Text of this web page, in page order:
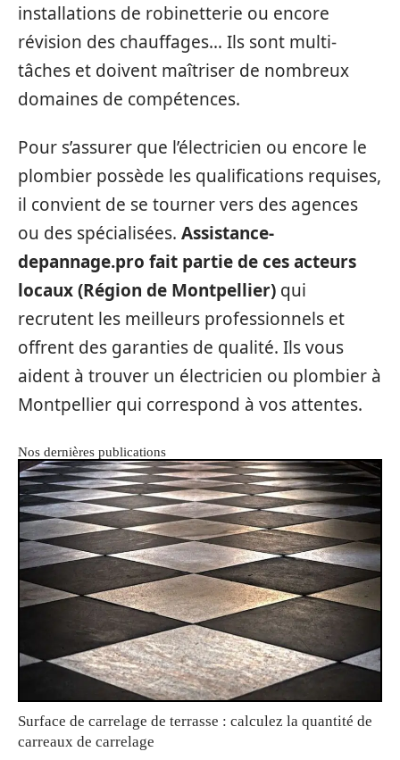
installations de robinetterie ou encore
révision des chauffages… Ils sont multi-
tâches et doivent maîtriser de nombreux
domaines de compétences.
Pour s’assurer que l’électricien ou encore le
plombier possède les qualifications requises,
il convient de se tourner vers des agences
ou des spécialisées. Assistance-
depannage.pro fait partie de ces acteurs
locaux (Région de Montpellier) qui
recrutent les meilleurs professionnels et
offrent des garanties de qualité. Ils vous
aident à trouver un électricien ou plombier à
Montpellier qui correspond à vos attentes.
Nos dernières publications
Surface de carrelage de terrasse : calculez la quantité de
carreaux de carrelage